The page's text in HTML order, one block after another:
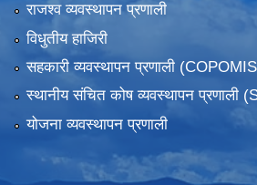
राजश्व व्यवस्थापन प्रणाली
विधुतीय हाजिरी
सहकारी व्यवस्थापन प्रणाली
स्थानीय संचित कोष व्यवस्थापन प्रणाली
योजना व्यवस्थापन प्रणाली